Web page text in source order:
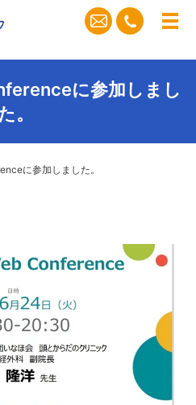
メ
に参加しまし
。
に参加しました。